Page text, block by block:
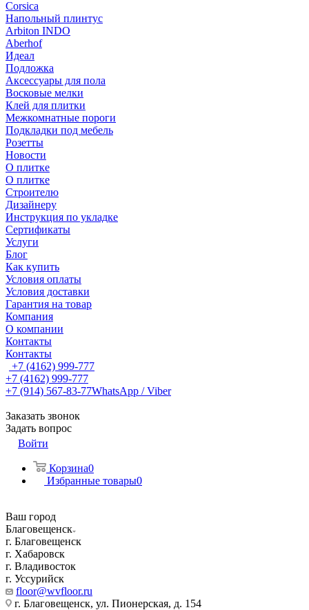
Corsica
Напольный плинтус
Arbiton INDO
Aberhof
Идеал
Подложка
Аксессуары для пола
Восковые мелки
Клей для плитки
Межкомнатные пороги
Подкладки под мебель
Розетты
Новости
О плитке
О плитке
Строителю
Дизайнеру
Инструкция по укладке
Сертификаты
Услуги
Блог
Как купить
Условия оплаты
Условия доставки
Гарантия на товар
Компания
О компании
Контакты
Контакты
+7 (4162) 999-777
+7 (4162) 999-777
+7 (914) 567-83-77WhatsApp / Viber
Заказать звонок
Задать вопрос
Войти
Корзина0
Избранные товары0
Ваш город
Благовещенск
г. Благовещенск
г. Хабаровск
г. Владивосток
г. Уссурийск
floor@wvfloor.ru
г. Благовещенск, ул. Пионерская, д. 154